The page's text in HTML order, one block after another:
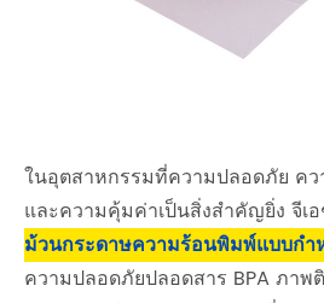
ในอุตสาหกรรมที่ความปลอดภัย คว
และความคุ้มค่าเป็นสิ่งสำคัญยิ่ง จีเ
ม้วนกระดาษความร้อนพิมพ์แบบกำ
ความปลอดภัยปลอดสาร BPA ภา